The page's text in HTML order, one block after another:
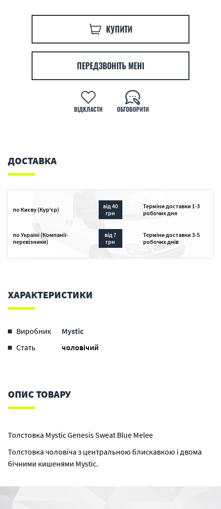
КУПИТИ
ПЕРЕДЗВОНІТЬ МЕНІ
ВІДКЛАСТИ ОБГОВОРИТИ
ДОСТАВКА
по Києву (Кур'єр)
від 40
грн
Терміни доставки 1-3
робочих дня
по Україні (Компанії-
перевізники)
від ?
грн
Терміни доставки 3-5
робочих днів
ХАРАКТЕРИСТИКИ
Виробник
Mystic
Стать
чоловічий
ОПИС ТОВАРУ
Толстовка Mystic Genesis Sweat Blue Melee
Толстовка чоловіча з центральною блискавкою і двома
бічними кишенями Mystic.